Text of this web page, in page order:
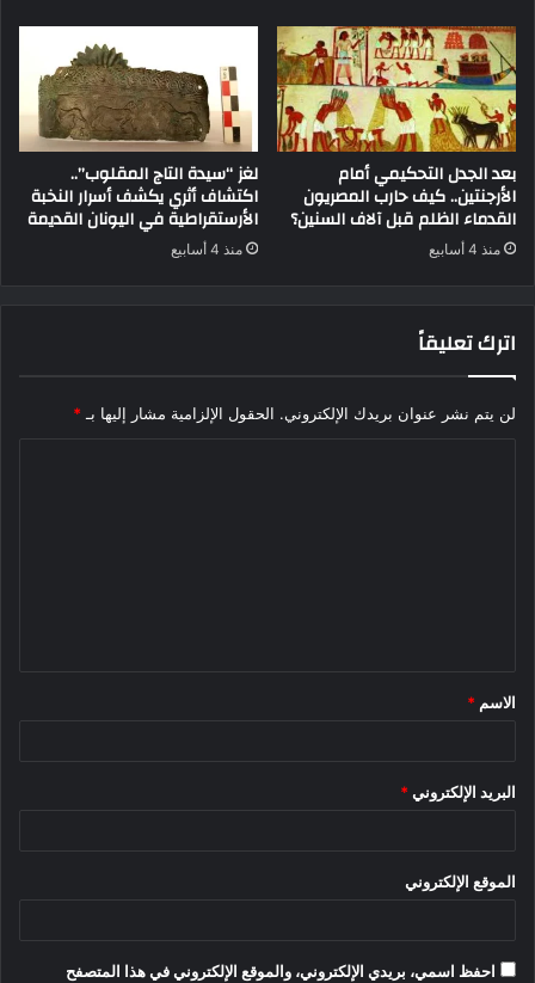
بعد الجدل التحكيمي أمام
الأرجنتين.. كيف حارب المصريون
القدماء الظلم قبل آلاف السنين؟
منذ 4 أسابيع
لغز “سيدة التاج المقلوب”..
اكتشاف أثري يكشف أسرار النخبة
الأرستقراطية في اليونان القديمة
منذ 4 أسابيع
اترك تعليقاً
لن يتم نشر عنوان بريدك الإلكتروني. الحقول الإلزامية مشار إليها بـ *
*
الاسم *
البريد الإلكتروني *
الموقع الإلكتروني
احفظ اسمي، بريدي الإلكتروني، والموقع الإلكتروني في هذا المتصفح